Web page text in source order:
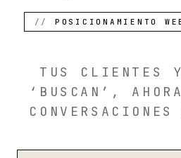
POSICIONAMIENTO
TUS CLIENTES
‘BUSCAN’,